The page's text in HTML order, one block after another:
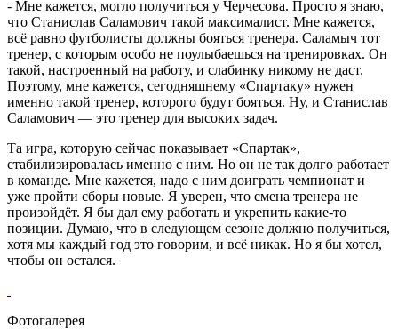
- Мне кажется, могло получиться у Черчесова. Просто я знаю,
что Станислав Саламович такой максималист. Мне кажется,
всё равно футболисты должны бояться тренера. Саламыч тот
тренер, с которым особо не поулыбаешься на тренировках. Он
такой, настроенный на работу, и слабинку никому не даст.
Поэтому, мне кажется, сегодняшнему «Спартаку» нужен
именно такой тренер, которого будут бояться. Ну, и Станислав
Саламович — это тренер для высоких задач.
Та игра, которую сейчас показывает «Спартак»,
стабилизировалась именно с ним. Но он не так долго работает
в команде. Мне кажется, надо с ним доиграть чемпионат и
уже пройти сборы новые. Я уверен, что смена тренера не
произойдёт. Я бы дал ему работать и укрепить какие-то
позиции. Думаю, что в следующем сезоне должно получиться,
хотя мы каждый год это говорим, и всё никак. Но я бы хотел,
чтобы он остался.
Фотогалерея